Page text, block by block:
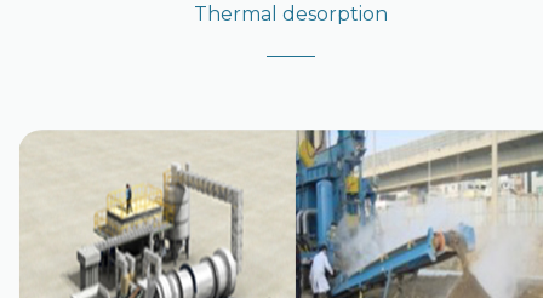
Thermal desorption